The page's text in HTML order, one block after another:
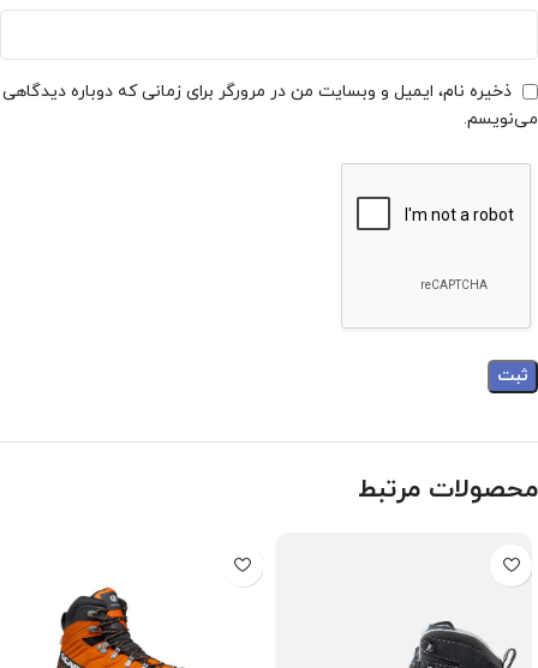
ذخیره نام، ایمیل و وبسایت من در مرورگر برای زمانی که دوباره دیدگاهی
می‌نویسم.
محصولات مرتبط